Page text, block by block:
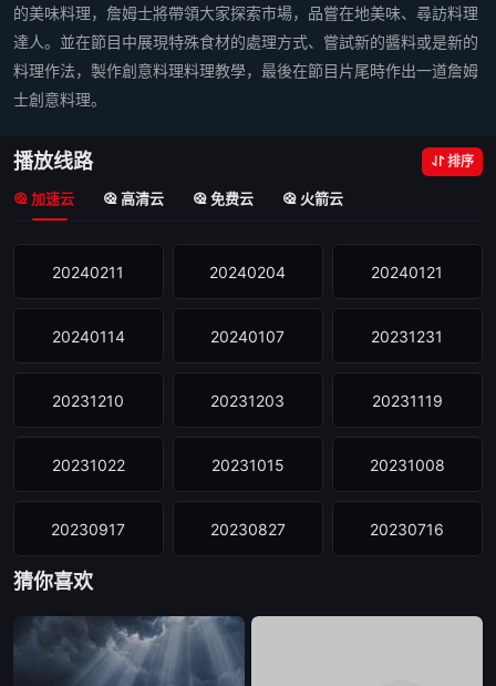
的美味料理，詹姆士將帶領大家探索市場，品嘗在地美味、尋訪料理
達人。並在節目中展現特殊食材的處理方式、嘗試新的醬料或是新的
料理作法，製作創意料理料理教學，最後在節目片尾時作出一道詹姆
士創意料理。
播放线路 排序
加速云 高清云 免费云 火箭云
20240211 20240204 20240121
20240114 20240107 20231231
20231210 20231203 20231119
20231022 20231015 20231008
20230917 20230827 20230716
20230702
20230409期 20230402期
猜你喜欢